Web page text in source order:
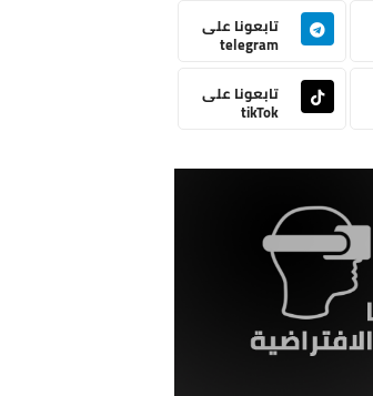
تابعونا على
telegram
تابعونا على
tikTok